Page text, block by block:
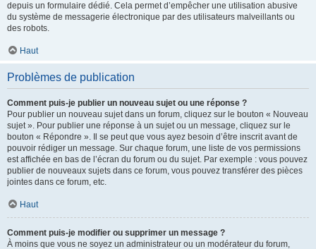
depuis un formulaire dédié. Cela permet d’empêcher une utilisation abusive
du système de messagerie électronique par des utilisateurs malveillants ou
des robots.
Haut
Problèmes de publication
Comment puis-je publier un nouveau sujet ou une réponse ?
Pour publier un nouveau sujet dans un forum, cliquez sur le bouton « Nouveau
sujet ». Pour publier une réponse à un sujet ou un message, cliquez sur le
bouton « Répondre ». Il se peut que vous ayez besoin d’être inscrit avant de
pouvoir rédiger un message. Sur chaque forum, une liste de vos permissions
est affichée en bas de l’écran du forum ou du sujet. Par exemple : vous pouvez
publier de nouveaux sujets dans ce forum, vous pouvez transférer des pièces
jointes dans ce forum, etc.
Haut
Comment puis-je modifier ou supprimer un message ?
À moins que vous ne soyez un administrateur ou un modérateur du forum,